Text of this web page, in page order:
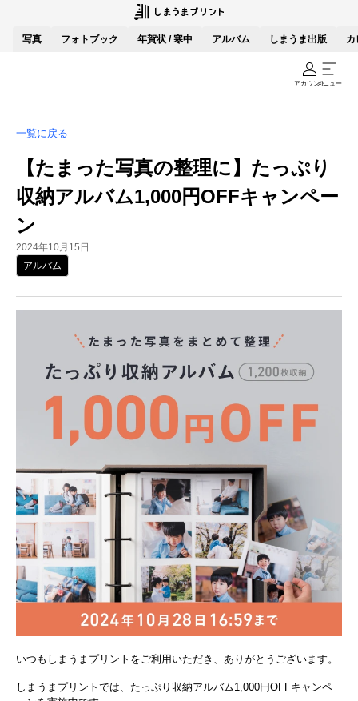
写真 フォトブック 年賀状 / 寒中 アルバム しまうま出版 カ
アカウントメニュー
一覧に戻る
【たまった写真の整理に】たっぷり
収納アルバム1,000円OFFキャンペー
ン
2024年10月15日
アルバム
いつもしまうまプリントをご利用いただき、ありがとうございます。
しまうまプリントでは、たっぷり収納アルバム1,000円OFFキャンペ